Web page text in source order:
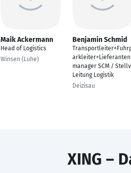
Maik Ackermann
Head of Logistics
Winsen (Luhe)
Benjamin Schmid
arkleiter+Lieferanten
manager SCM /
Leitung Logistik
Deizisau
XING –